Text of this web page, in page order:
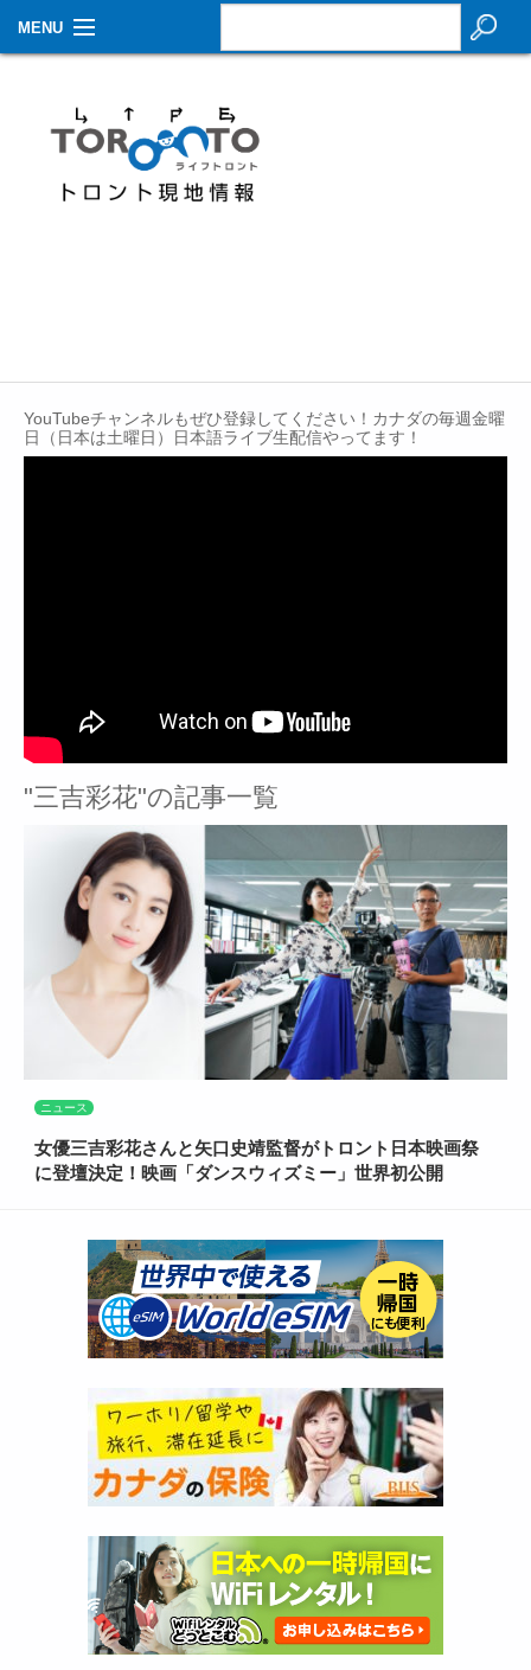
MENU
生活情報
その他
YouTubeチャンネルもぜひ登録してください！カナダの毎週金曜
日（日本は土曜日）日本語ライブ生配信やってます！
"三吉彩花"の記事一覧
ニュース
女優三吉彩花さんと矢口史靖監督がトロント日本映画祭
に登壇決定！映画「ダンスウィズミー」世界初公開